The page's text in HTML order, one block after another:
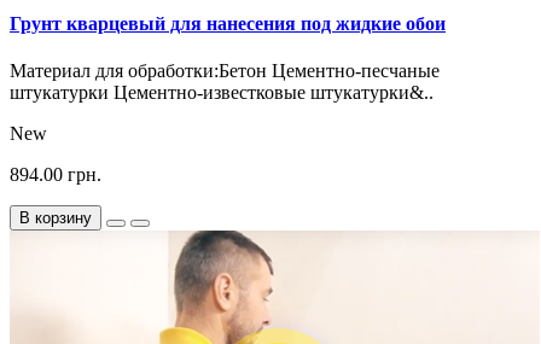
Грунт кварцевый для нанесения под жидкие обои
Материал для обработки:Бетон Цементно-песчаные
штукатурки Цементно-известковые штукатурки&..
New
894.00 грн.
В корзину